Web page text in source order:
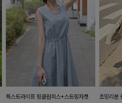
특스트라이프 링클원피스+스트링자켓
초밍리본